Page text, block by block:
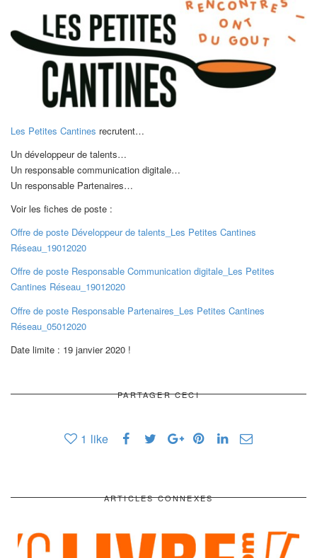
Les Petites Cantines recrutent…
Un développeur de talents…
Un responsable communication digitale…
Un responsable Partenaires…
Voir les fiches de poste :
Offre de poste Développeur de talents_Les Petites Cantines
Réseau_19012020
Offre de poste Responsable Communication digitale_Les Petites
Cantines Réseau_19012020
Offre de poste Responsable Partenaires_Les Petites Cantines
Réseau_05012020
Date limite : 19 janvier 2020 !
PARTAGER CECI
1 like
ARTICLES CONNEXES